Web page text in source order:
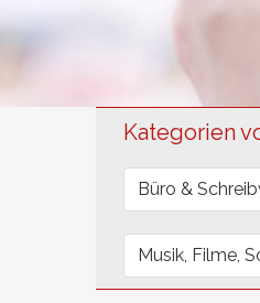
Kategorien
Büro &
Musik, Filme,